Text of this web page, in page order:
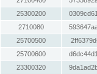
25300200
2710080
25700500
25700600
23300320